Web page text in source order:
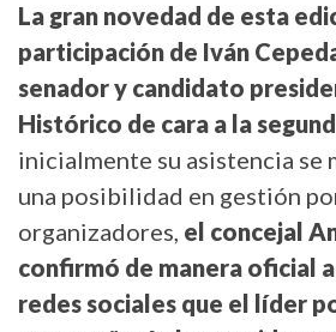
La gran novedad de esta
participación de Iván
senador y candidato
Histórico de cara a la
inicialmente su asistencia se
una posibilidad en gestión
organizadores, el concejal
confirmó de manera oficial
redes sociales que el líder